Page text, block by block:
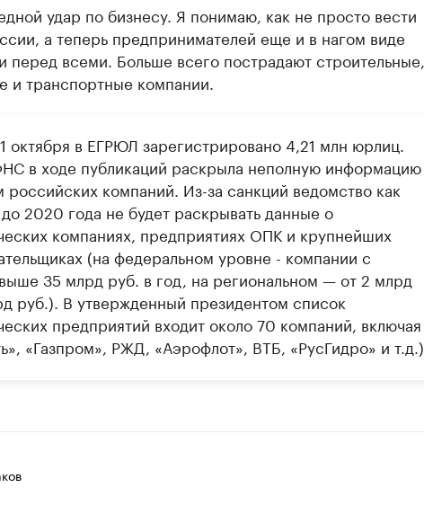
удар по бизнесу. Я понимаю, как не просто вести
а теперь предпринимателей еще и в нагом виде
перед всеми. Больше всего пострадают строительные,
и транспортные компании.
октября в ЕГРЮЛ зарегистрировано 4,21 млн юрлиц.
в ходе публикаций раскрыла неполную информацию
российских компаний. Из-за санкций ведомство как
2020 года не будет раскрывать данные о
компаниях, предприятиях ОПК и крупнейших
(на федеральном уровне - компании с
35 млрд руб. в год, на региональном — от 2 млрд
руб.). В утвержденный президентом список
предприятий входит около 70 компаний, включая
«Газпром», РЖД, «Аэрофлот», ВТБ, «РусГидро» и т.д.)